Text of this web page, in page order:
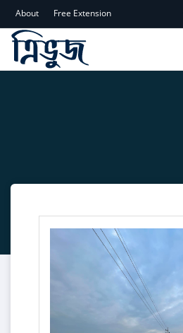
About Free Extension